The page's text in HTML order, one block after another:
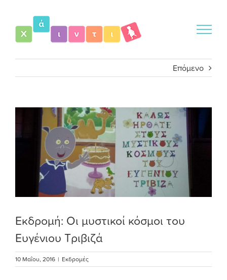
περιεχόμενο
Επόμενο
Προβολή
μεγαλύτερης
εικόνας
Εκδρομή: Οι μυστικοί κόσμοι του
Ευγένιου Τριβιζά
10 Μαΐου, 2016 | Εκδρομές